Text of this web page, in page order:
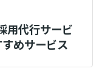
用代行サービ
めサービス